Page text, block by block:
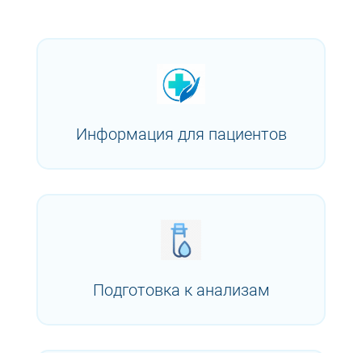
Информация для пациентов
Подготовка к анализам